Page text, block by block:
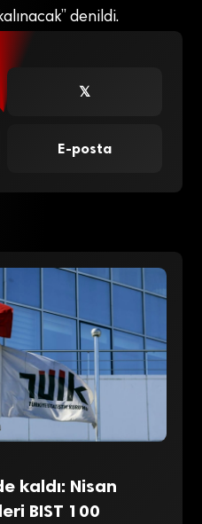
denildi.
𝕏
E-posta
kaldı: Nisan
BIST 100